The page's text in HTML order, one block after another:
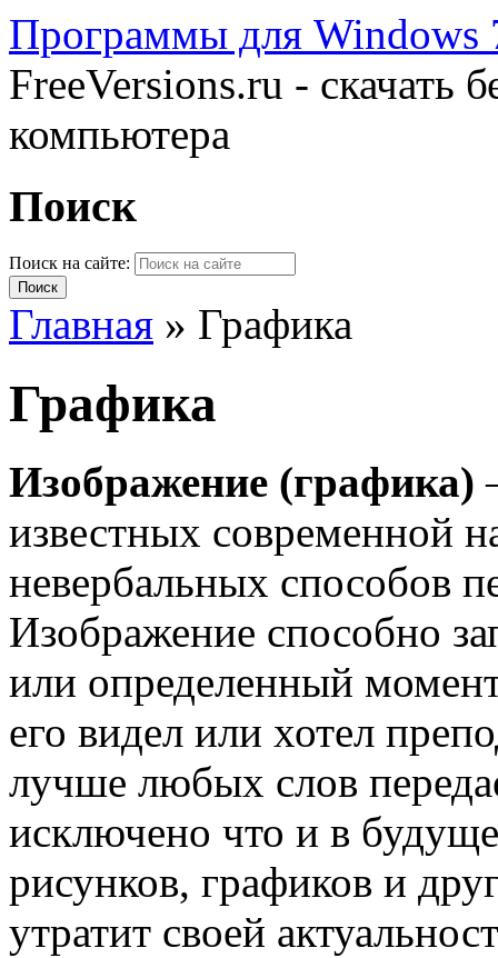
Программы для Windows
FreeVersions.ru - скачать
компьютера
Поиск
Поиск на сайте:
Главная » Графика
Графика
Изображение (графика)
известных современной
невербальных способов
Изображение способно
или определенный
его видел или хотел
лучше любых слов
исключено что и в
рисунков, графиков и
утратит своей